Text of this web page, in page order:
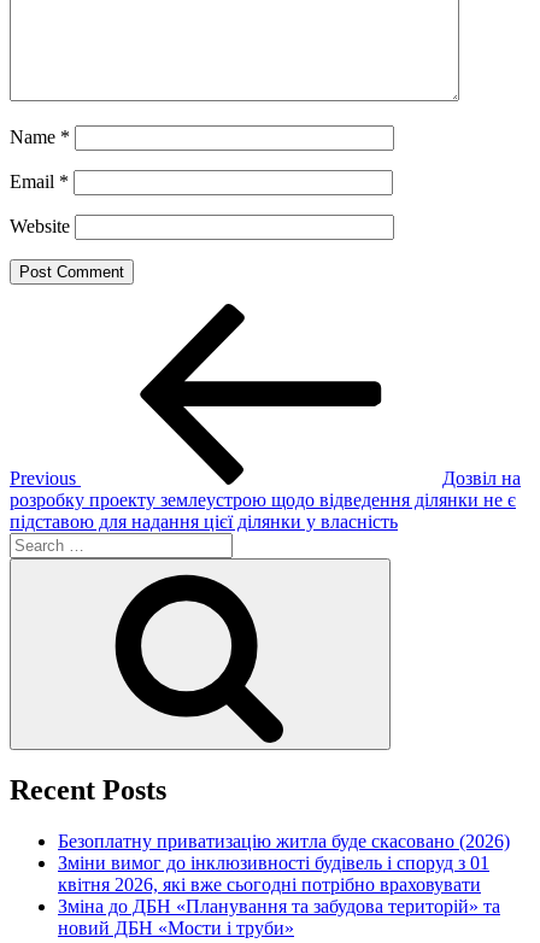
Name *
Email *
Website
Previous
Дозвіл на
розробку проекту землеустрою щодо відведення ділянки не є
підставою для надання цієї ділянки у власність
Search
for:
Recent Posts
Безоплатну приватизацію житла буде скасовано (2026)
Зміни вимог до інклюзивності будівель і споруд з 01
квітня 2026, які вже сьогодні потрібно враховувати
Зміна до ДБН «Планування та забудова територій» та
новий ДБН «Мости і труби»